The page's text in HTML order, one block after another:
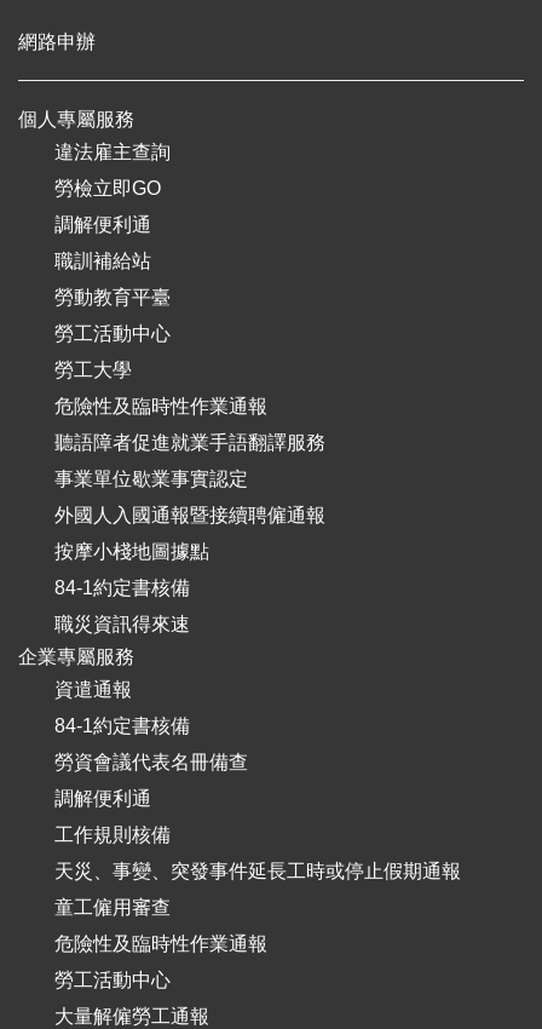
網路申辦
個人專屬服務
違法雇主查詢
勞檢立即GO
調解便利通
職訓補給站
勞動教育平臺
勞工活動中心
勞工大學
危險性及臨時性作業通報
聽語障者促進就業手語翻譯服務
事業單位歇業事實認定
外國人入國通報暨接續聘僱通報
按摩小棧地圖據點
84-1約定書核備
職災資訊得來速
企業專屬服務
資遣通報
84-1約定書核備
勞資會議代表名冊備查
調解便利通
工作規則核備
天災、事變、突發事件延長工時或停止假期通報
童工僱用審查
危險性及臨時性作業通報
勞工活動中心
大量解僱勞工通報